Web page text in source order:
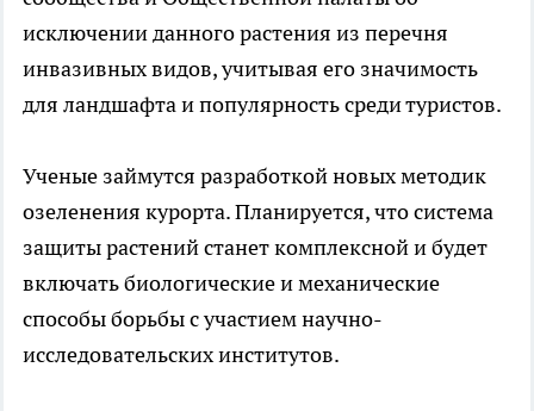
исключении данного растения из перечня
инвазивных видов, учитывая его значимость
для ландшафта и популярность среди туристов.
Ученые займутся разработкой новых методик
озеленения курорта. Планируется, что система
защиты растений станет комплексной и будет
включать биологические и механические
способы борьбы с участием научно-
исследовательских институтов.